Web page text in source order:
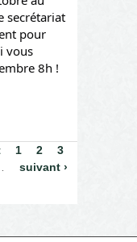
secrétariat
pour
vous
8h !
1 2
3
suivant ›